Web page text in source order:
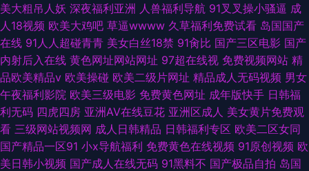
美大粗吊人妖 深夜福利亚洲 人兽福利导航 91叉叉操小骚逼 成
人18视频 欧美大鸡吧 草逼wwww 久草福利免费试看 岛国国产
在线 91人人超碰青青 美女白丝18禁 91肏比 国产三区电影 国产
内射后入在线 黄色网址网站网址 97超在线视 免费视频网站 精
品欧美精品v 欧美操碰 欧美二级片网址 精品成人无码视频 男女
午夜福利影院 欧美三级电影 免费黄色网址 成年版快手 日韩福
利无码 四虎四房 亚洲AV在线豆花 亚洲区成人 美女黄片免费观
看 三级网站视频网 成人日韩精品 日韩福利专区 欧美二区女同
国产精品一区91 小x导航福利 免费黄色在线视频 91原创视频 欧
美日韩小视频 国产成人在线无码 91黑料不 国产极品自拍 岛国